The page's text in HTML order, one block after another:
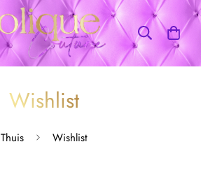
Wishlist
Thuis Wishlist